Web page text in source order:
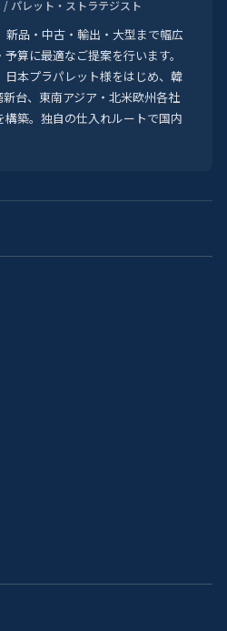
/ パレット・ストラテジスト
新品・中古・輸出・大型まで幅広
算に最適なご提案を行います。
本プラパレット様をはじめ、韓
新台、東南アジア・北米欧州各社
構築。独自の仕入れルートで国内